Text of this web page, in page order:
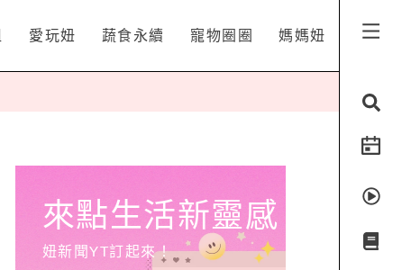
愛玩妞 蔬食永續 寵物圈圈 媽媽妞
來點生活新靈感
妞新聞YT訂起來！